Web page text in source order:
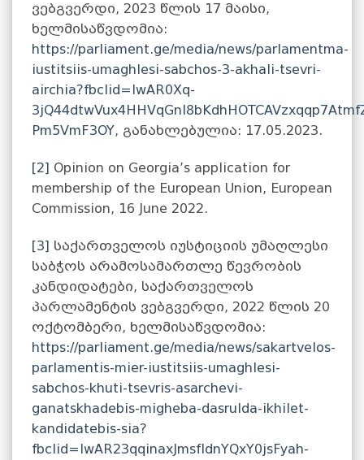
ვებგვერდი, 2023 წლის 17 მაისი,
ხელმისაწვდომია:
https://parliament.ge/media/news/parlamentma-
iustitsiis-umaghlesi-sabchos-3-akhali-tsevri-
airchia?fbclid=IwAR0Xq-
Pm5VmF3OY, განახლებულია: 17.05.2023.
[2] Opinion on Georgia’s application for
membership of the European Union, European
Commission, 16 June 2022.
[3] საქართველოს იუსტიციის უმაღლესი
საბჭოს არამოსამართლე წევრობის
კანდიდატები, საქართველოს
პარლამენტის ვებგვერდი, 2022 წლის 20
ოქტომბერი, ხელმისაწვდომია:
https://parliament.ge/media/news/sakartvelos-
parlamentis-mier-iustitsiis-umaghlesi-
sabchos-khuti-tsevris-asarchevi-
ganatskhadebis-migheba-dasrulda-ikhilet-
kandidatebis-sia?
fbclid=IwAR23qqinaxJmsfIdnYQxY0jsFyah-